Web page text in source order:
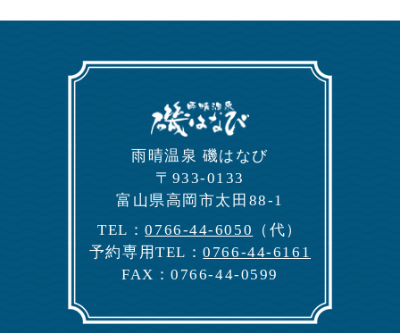
⾬晴温泉 磯はなび
〒933-0133
富⼭県⾼岡市太⽥88-1
TEL：0766-44-6050
（代）
予約専⽤TEL：0766-44-6161
FAX：0766-44-0599